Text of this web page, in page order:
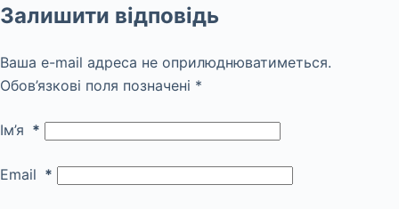
Залишити відповідь
Ваша e-mail адреса не оприлюднюватиметься.
Обов’язкові поля позначені *
Ім’я *
Email *